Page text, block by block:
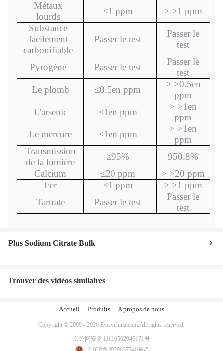
Métaux
lourds
≤1 ppm > >1 ppm
Substance
facilement
carbonifiable
Passer le test
Passer le
test
Pyrogène Passer le test
Passer le
test
Le plomb
≤0.5en ppm
> >0.5en
ppm
L'arsenic
≤1en ppm
> >1en
ppm
Le mercure
≤1en ppm
> >1en
ppm
Transmission
de la lumière
≥95%
950,8%
Calcium
≤20 ppm > >20 ppm
Fer
≤1 ppm > >1 ppm
Tartrate
Passer le test
Passer le
test
Plus Sodium Citrate Bulk
Trouver des vidéos similaires
Accueil Produits A propos de nous
Copyright © 2009 - 2026 Everychina.com.All rights reserved.
京公网安备11010502046171号
京ICP备2020037340号-5